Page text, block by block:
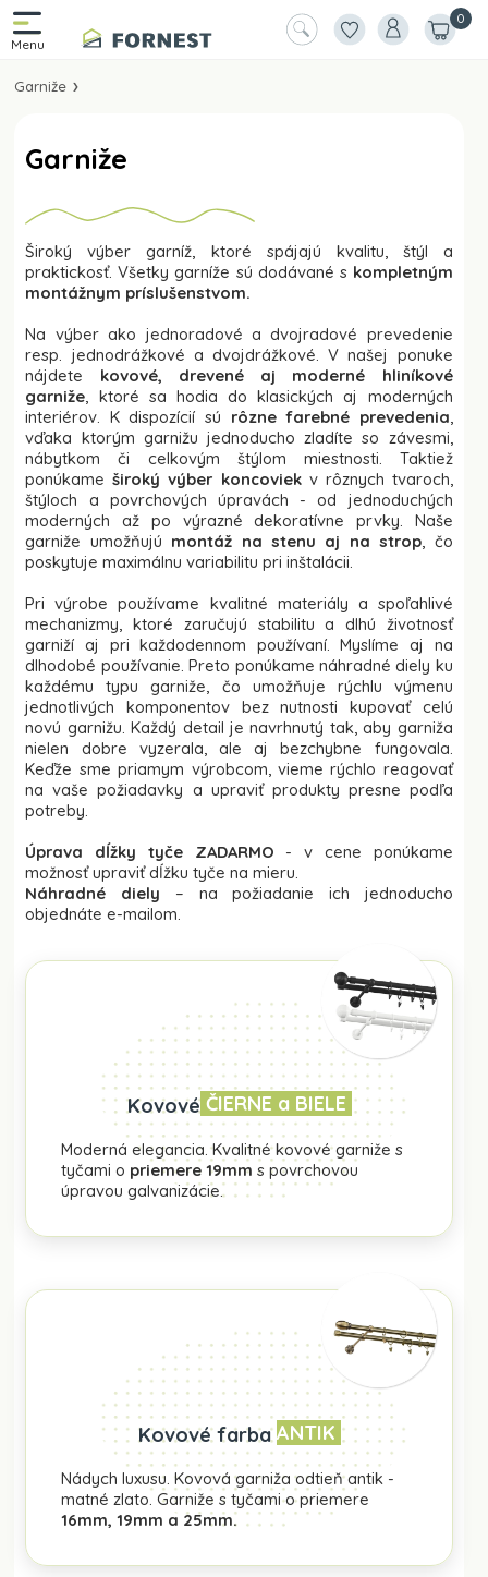
0
Garniže
Garniže
Široký výber garníž, ktoré spájajú kvalitu, štýl a
praktickosť. Všetky garníže sú dodávané s kompletným
montážnym príslušenstvom.
Na výber ako jednoradové a dvojradové prevedenie
resp. jednodrážkové a dvojdrážkové. V našej ponuke
nájdete kovové, drevené aj moderné hliníkové
garniže , ktoré sa hodia do klasických aj moderných
interiérov. K dispozícií sú rôzne farebné prevedenia
vďaka ktorým garnižu jednoducho zladíte so závesmi,
nábytkom či celkovým štýlom miestnosti. Taktiež
ponúkameširoký výber koncoviekv rôznych tvaroch,
štýloch a povrchových úpravách - od jednoduchých
moderných až po výrazné dekoratívne prvky. Naše
garniže umožňujú montáž na stenu aj na strop , čo
poskytuje maximálnu variabilitu pri inštalácii.
Pri výrobe používame kvalitné materiály a spoľahlivé
mechanizmy, ktoré zaručujú stabilitu a dlhú životnosť
garniží aj pri každodennom používaní. Myslíme aj na
dlhodobé používanie. Preto ponúkame náhradné diely ku
každému typu garniže, čo umožňuje rýchlu výmenu
jednotlivých komponentov bez nutnosti kupovať celú
novú garnižu. Každý detail je navrhnutý tak, aby garniža
nielen dobre vyzerala, ale aj bezchybne fungovala.
Keďže sme priamym výrobcom, vieme rýchlo reagovať
na vaše požiadavky a upraviť produkty presne podľa
potreby.
Úprava dĺžky tyče ZADARMO - v cene ponúkame
možnosť upraviť dĺžku tyče na mieru.
Náhradné diely – na požiadanie ich jednoducho
objednáte e-mailom.
KovovéČIERNE a BIELE
Moderná elegancia. Kvalitné kovové garniže s
tyčami o priemere 19mm s povrchovou
úpravou galvanizácie.
Kovové farbaANTIK
Nádych luxusu. Kovová garniža odtieň antik -
matné zlato. Garniže s tyčami o priemere
16mm, 19mm a 25mm.